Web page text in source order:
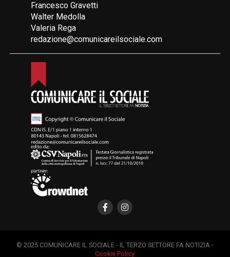
Francesco Gravetti
Walter Medolla
Valeria Rega
redazione@comunicareilsociale.com
© 2025 COMUNICARE IL SOCIALE - IL TERZO SETTORE FA NOTIZIA -
Cookie Policy